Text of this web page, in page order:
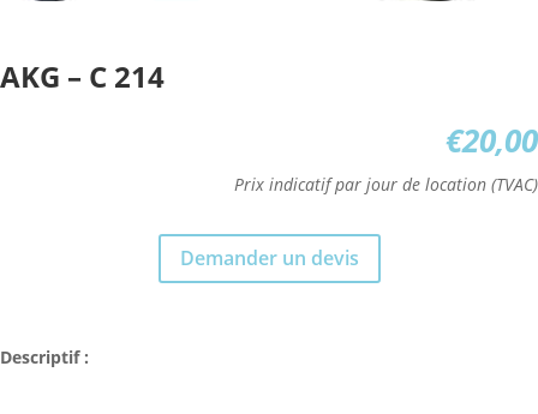
AKG – C 214
€20,00
Prix indicatif par jour de location (TVAC)
Demander un devis
Descriptif :